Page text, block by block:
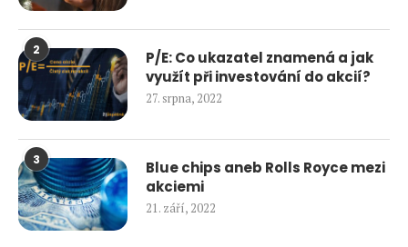
2
P/E: Co ukazatel znamená a jak
využít při investování do akcií?
27. srpna, 2022
3
Blue chips aneb Rolls Royce mezi
akciemi
21. září, 2022